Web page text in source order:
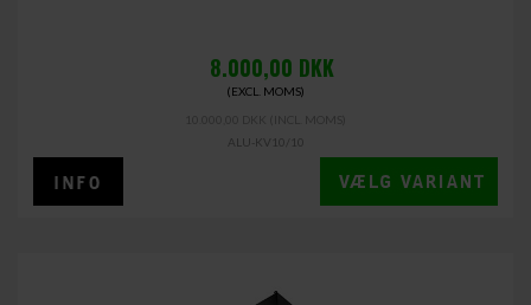
8.000,00 DKK
(EXCL. MOMS)
ALU-KV10/10